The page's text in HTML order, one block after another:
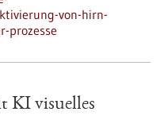
von-hirn-
prozesse
KI visuelles